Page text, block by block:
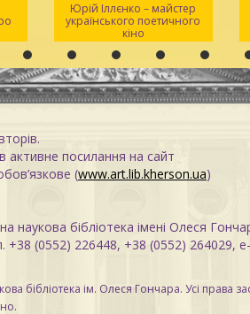
Юрій Іллєнко – майстер
українського поетичного
кіно
активне посилання на сайт
(www.art.lib.kherson.ua)
наукова бібліотека імені Олеся
+38 (0552) 226448, +38 (0552) 264029,
бібліотека ім. Олеся Гончара. Усі права